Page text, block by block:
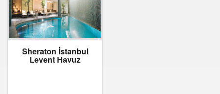
Sheraton İstanbul
Levent Havuz